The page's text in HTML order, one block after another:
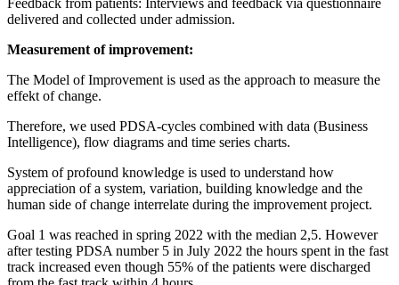
delivered and collected under admission.
Measurement of improvement:
The Model of Improvement is used as the approach to measure the
effekt of change.
Therefore, we used PDSA-cycles combined with data (Business
Intelligence), flow diagrams and time series charts.
System of profound knowledge is used to understand how
appreciation of a system, variation, building knowledge and the
human side of change interrelate during the improvement project.
Goal 1 was reached in spring 2022 with the median 2,5. However
after testing PDSA number 5 in July 2022 the hours spent in the fast
track increased even though 55% of the patients were discharged